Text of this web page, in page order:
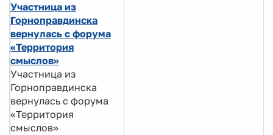
Участница из
Горноправдинска
вернулась с форума
«Территория
смыслов»
Участница из
Горноправдинска
вернулась с форума
«Территория
смыслов»